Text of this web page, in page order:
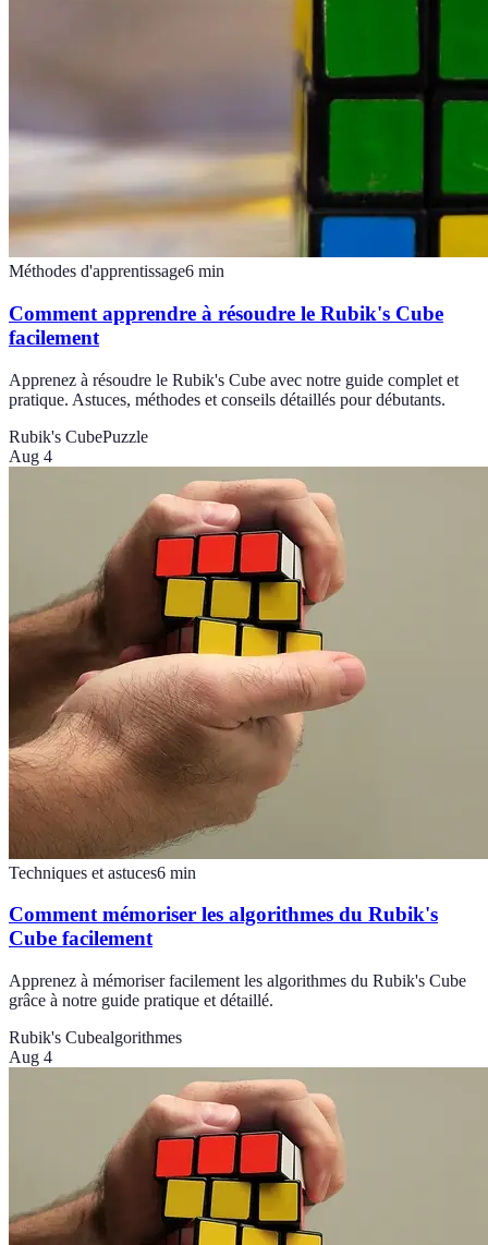
Méthodes d'apprentissage6 min
Comment apprendre à résoudre le Rubik's Cube
facilement
Apprenez à résoudre le Rubik's Cube avec notre guide complet et
pratique. Astuces, méthodes et conseils détaillés pour débutants.
Rubik's CubePuzzle
Aug 4
Techniques et astuces6 min
Comment mémoriser les algorithmes du Rubik's
Cube facilement
Apprenez à mémoriser facilement les algorithmes du Rubik's Cube
grâce à notre guide pratique et détaillé.
Rubik's Cubealgorithmes
Aug 4